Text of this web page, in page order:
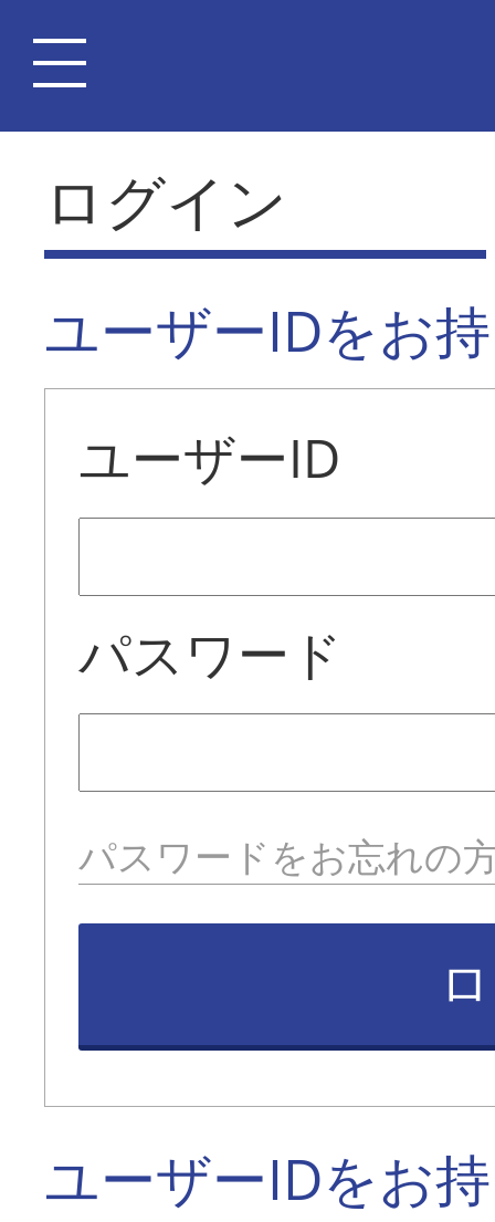
ログイン
ユーザーIDをお
ユーザーID
パスワード
パスワードをお忘れの
ユーザーIDをお